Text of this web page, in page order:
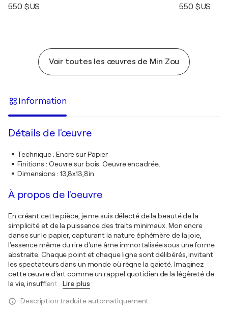
550 $US 550 $US
Voir toutes les œuvres de Min Zou
Information
Détails de l'œuvre
Technique: Encre sur Papier
Finitions : Oeuvre sur bois. Oeuvre encadrée.
Dimensions : 13,8x13,8in
À propos de l'oeuvre
En créant cette pièce, je me suis délecté de la beauté de la
simplicité et de la puissance des traits minimaux. Mon encre
danse sur le papier, capturant la nature éphémère de la joie,
l'essence même du rire d'une âme immortalisée sous une forme
abstraite. Chaque point et chaque ligne sont délibérés, invitant
les spectateurs dans un monde où règne la gaieté. Imaginez
cette œuvre d'art comme un rappel quotidien de la légèreté de
la vie, insufflant
Lire plus
Description traduite automatiquement.